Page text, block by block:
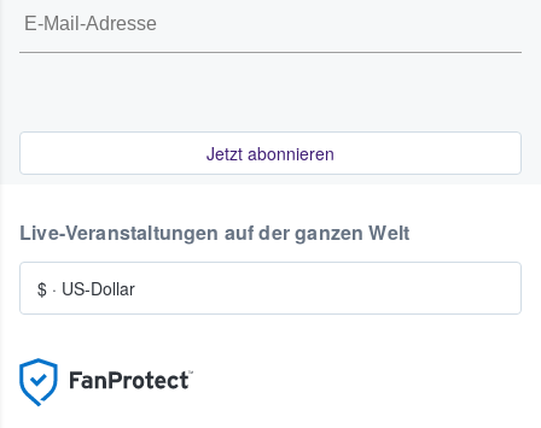
Jetzt abonnieren
Live-Veranstaltungen auf der ganzen Welt
$ · US-Dollar